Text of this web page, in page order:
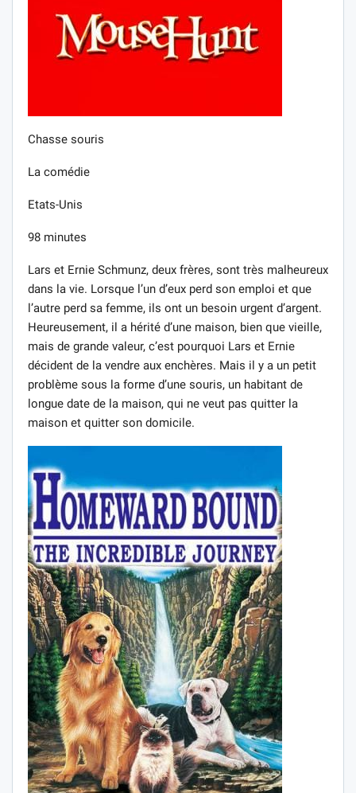
Chasse souris
La comédie
Etats-Unis
98 minutes
Lars et Ernie Schmunz, deux frères, sont très malheureux
dans la vie. Lorsque l’un d’eux perd son emploi et que
l’autre perd sa femme, ils ont un besoin urgent d’argent.
Heureusement, il a hérité d’une maison, bien que vieille,
mais de grande valeur, c’est pourquoi Lars et Ernie
décident de la vendre aux enchères. Mais il y a un petit
problème sous la forme d’une souris, un habitant de
longue date de la maison, qui ne veut pas quitter la
maison et quitter son domicile.